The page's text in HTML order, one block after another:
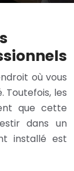
où vous
Toutefois, les
que cette
dans un
installé est